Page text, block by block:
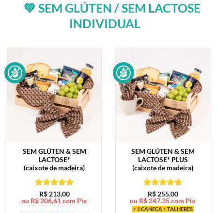
💚 SEM GLÚTEN / SEM LACTOSE
INDIVIDUAL
SEM GLÚTEN & SEM
LACTOSE*
(caixote de madeira)
Avaliação5
de 5
R$213,00
ou R$ 206,61 com Pix
SEM GLÚTEN & SEM
LACTOSE* PLUS
(caixote de madeira)
Avaliação5
de 5
R$255,00
ou R$ 247,35com Pix
+ 1 CANECA + TALHERES